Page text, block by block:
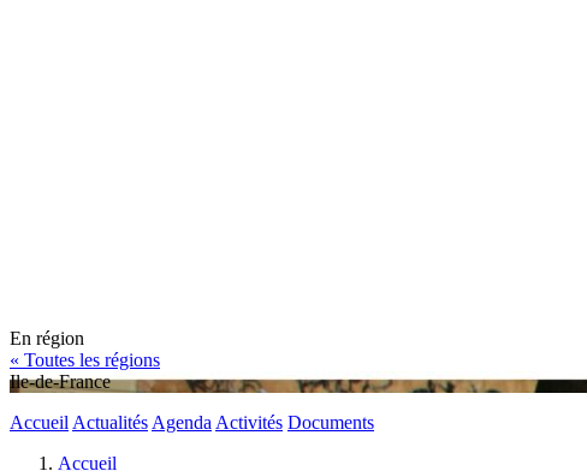
En région
« Toutes les régions
Ile-de-France
Accueil Actualités Agenda Activités Documents
Accueil